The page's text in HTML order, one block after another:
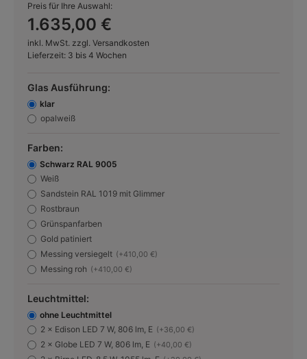
Preis für Ihre Auswahl:
1.635,00 €
inkl. MwSt. zzgl. Versandkosten
Lieferzeit: 3 bis 4 Wochen
Glas Ausführung:
klar
opalweiß
Farben:
Schwarz RAL 9005
Weiß
Sandstein RAL 1019 mit Glimmer
Rostbraun
Grünspanfarben
Gold patiniert
Messing versiegelt (+410,00 €)
Messing roh (+410,00 €)
Leuchtmittel:
ohne Leuchtmittel
2 × Edison LED 7 W, 806 lm, E (+36,00 €)
2 × Globe LED 7 W, 806 lm, E (+40,00 €)